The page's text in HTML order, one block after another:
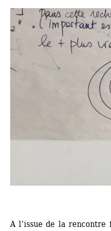
A l’issue de la rencontre